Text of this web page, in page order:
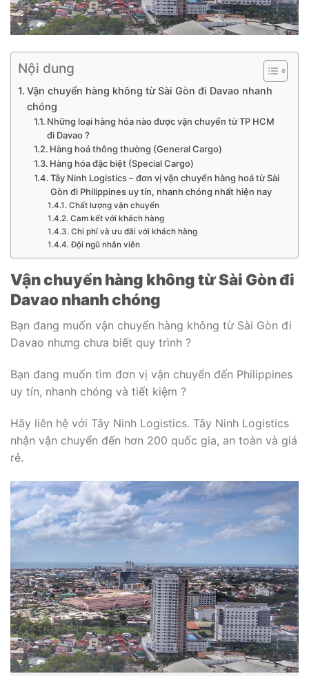
Nội dung
Vận chuyển hàng không từ Sài Gòn đi Davao nhanh
chóng
Những loại hàng hóa nào được vận chuyển từ TP HCM
đi Davao ?
Hàng hoá thông thường (General Cargo)
Hàng hóa đặc biệt (Special Cargo)
Tây Ninh Logistics – đơn vị vận chuyển hàng hoá từ Sài
Gòn đi Philippines uy tín, nhanh chóng nhất hiện nay
Chất lượng vận chuyển
Cam kết với khách hàng
Chi phí và ưu đãi với khách hàng
Đội ngũ nhân viên
Vận chuyển hàng không từ Sài Gòn đi
Davao nhanh chóng
Bạn đang muốn vận chuyển hàng không từ Sài Gòn đi
Davao nhưng chưa biết quy trình ?
Bạn đang muốn tìm đơn vị vận chuyển đến Philippines
uy tín, nhanh chóng và tiết kiệm ?
Hãy liên hệ với Tây Ninh Logistics. Tây Ninh Logistics
nhận vận chuyển đến hơn 200 quốc gia, an toàn và giá
rẻ.